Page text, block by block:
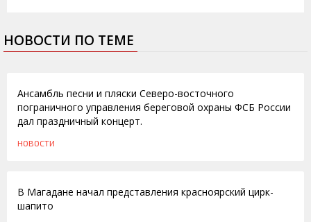
НОВОСТИ ПО ТЕМЕ
Ансамбль песни и пляски Северо-восточного
пограничного управления береговой охраны ФСБ России
дал праздничный концерт.
НОВОСТИ
В Магадане начал представления красноярский цирк-
шапито